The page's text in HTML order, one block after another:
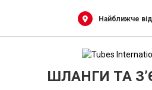
Найближче
ШЛАНГИ ТА